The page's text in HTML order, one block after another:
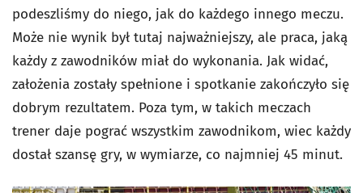
podeszliśmy do niego, jak do każdego innego meczu.
Może nie wynik był tutaj najważniejszy, ale praca, jaką
każdy z zawodników miał do wykonania. Jak widać,
założenia zostały spełnione i spotkanie zakończyło się
dobrym rezultatem. Poza tym, w takich meczach
trener daje pograć wszystkim zawodnikom, wiec każdy
dostał szansę gry, w wymiarze, co najmniej 45 minut.